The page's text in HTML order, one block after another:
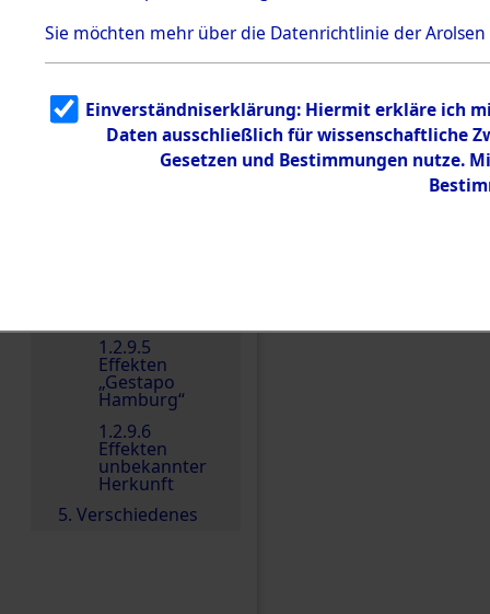
1.2.9.2
Effekten aus
dem KZ
Landesentsch
ädigungsamt
1.2.9.5
Effekten
„Gestapo
Hamburg“
1.2.9.6
Effekten
unbekannter
Herkunft
5. Verschiedenes
Einen Kommentar
Sie möchten mehr über die Datenrichtlinie der Arolsen
Einverständniserklärung: Hiermit erkläre ich
Daten ausschließlich für wissenschaftliche
Gesetzen und Bestimmungen nutze.